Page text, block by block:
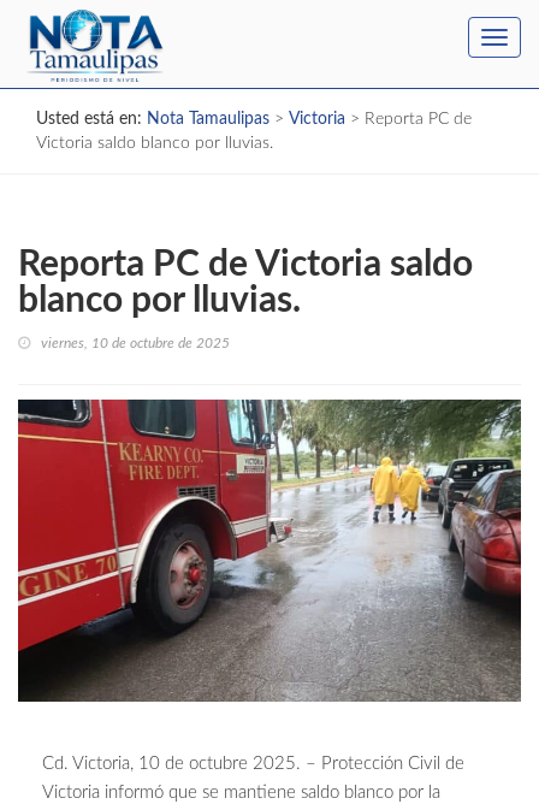
Usted está en: Nota Tamaulipas > Victoria > Reporta PC de
Victoria saldo blanco por lluvias.
Reporta PC de Victoria saldo
blanco por lluvias.
viernes, 10 de octubre de 2025
Cd. Victoria, 10 de octubre 2025. – Protección Civil de
Victoria informó que se mantiene saldo blanco por la